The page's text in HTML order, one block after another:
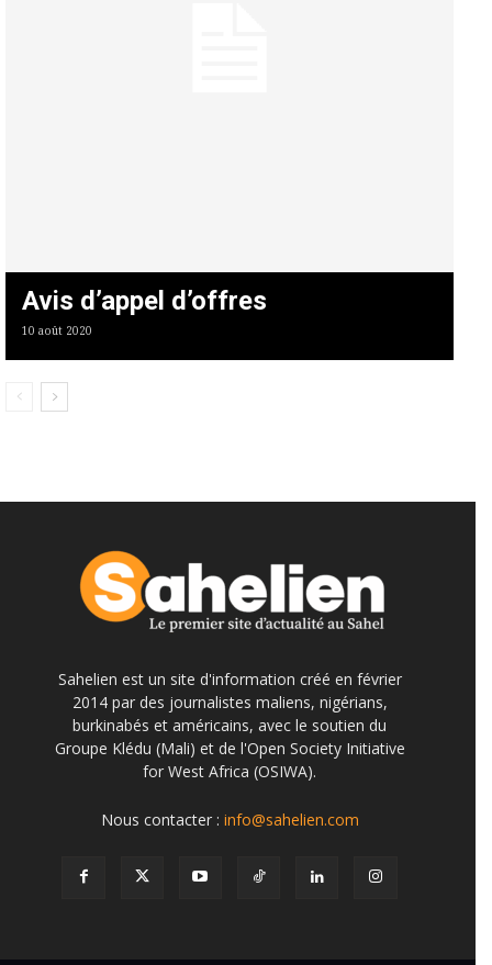
Avis d’appel d’offres
10 août 2020
Sahelien est un site d'information créé en février
2014 par des journalistes maliens, nigérians,
burkinabés et américains, avec le soutien du
Groupe Klédu (Mali) et de l'Open Society Initiative
for West Africa (OSIWA).
Nous contacter : info@sahelien.com